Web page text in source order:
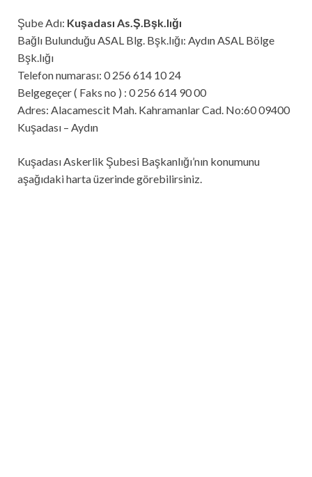
Şube Adı: Kuşadası As.Ş.Bşk.lığı
Bağlı Bulunduğu ASAL Blg. Bşk.lığı: Aydın ASAL Bölge
Bşk.lığı
Telefon numarası: 0 256 614 10 24
Belgegeçer ( Faks no ) : 0 256 614 90 00
Adres: Alacamescit Mah. Kahramanlar Cad. No:60 09400
Kuşadası – Aydın
Kuşadası Askerlik Şubesi Başkanlığı’nın konumunu
aşağıdaki harta üzerinde görebilirsiniz.